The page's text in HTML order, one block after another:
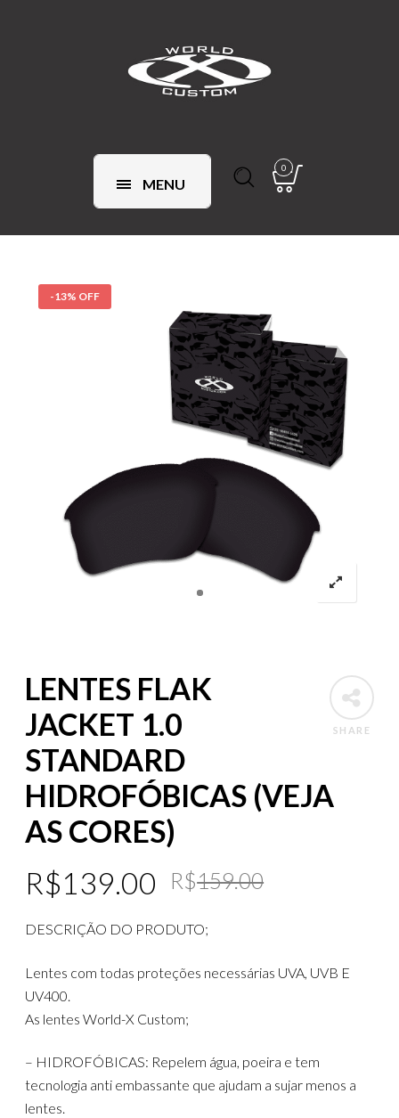
MENU
0
-13% OFF
SHARE
LENTES FLAK
JACKET 1.0
STANDARD
HIDROFÓBICAS (VEJA
AS CORES)
R$159.00Original
R$139.00
Current
DESCRIÇÃO DO PRODUTO;
Lentes com todas proteções necessárias UVA, UVB E
UV400.
As lentes World-X Custom;
– HIDROFÓBICAS: Repelem água, poeira e tem
tecnologia anti embassante que ajudam a sujar menos a
lentes.